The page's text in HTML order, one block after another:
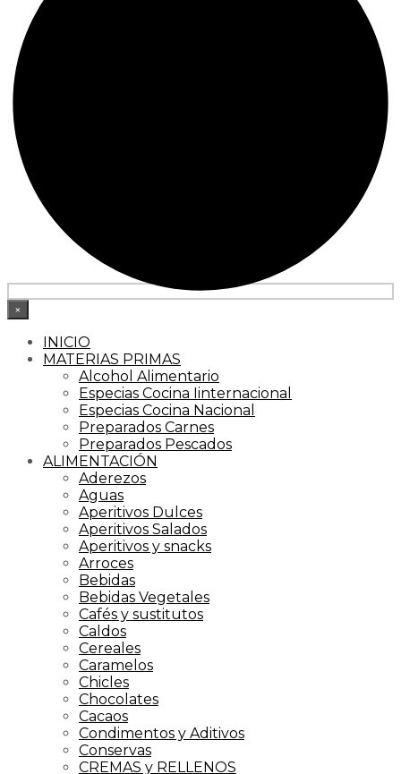
×
INICIO
MATERIAS PRIMAS
Alcohol Alimentario
Especias Cocina Iinternacional
Especias Cocina Nacional
Preparados Carnes
Preparados Pescados
ALIMENTACIÓN
Aderezos
Aguas
Aperitivos Dulces
Aperitivos Salados
Aperitivos y snacks
Arroces
Bebidas
Bebidas Vegetales
Cafés y sustitutos
Caldos
Cereales
Caramelos
Chicles
Chocolates
Cacaos
Condimentos y Aditivos
Conservas
CREMAS y RELLENOS